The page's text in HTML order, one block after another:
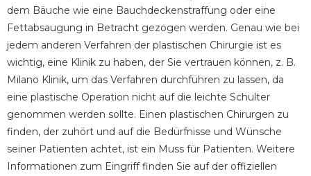
dem Bäuche wie eine Bauchdeckenstraffung oder eine
Fettabsaugung in Betracht gezogen werden. Genau wie bei
jedem anderen Verfahren der plastischen Chirurgie ist es
wichtig, eine Klinik zu haben, der Sie vertrauen können, z. B.
Milano Klinik, um das Verfahren durchführen zu lassen, da
eine plastische Operation nicht auf die leichte Schulter
genommen werden sollte. Einen plastischen Chirurgen zu
finden, der zuhört und auf die Bedürfnisse und Wünsche
seiner Patienten achtet, ist ein Muss für Patienten. Weitere
Informationen zum Eingriff finden Sie auf der offiziellen